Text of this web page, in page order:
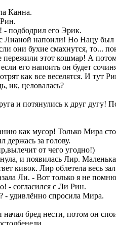
Канна.
- подбодрил его Эрик.
напоили! Но Нацу был
они бухие смахнутся, то...
этот кошмар! А
его напоить он будет
как все веселятся. И тут
ик, целовалась?
и потянулись к друг дугу!
как мусор! Только Мира
держась за голову.
от чего угодно!)
и появилась Лир.
кивок. Лир облетела весь
Ли. - Вот только я не
- согласился с Ли Рин.
- удивлённо спросила Мира.
бред нести, потом он